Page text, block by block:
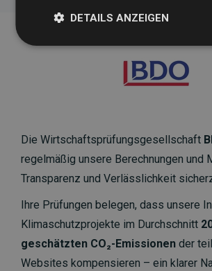
Die Wirtschaftsprüfungsgesellschaft
regelmäßig unsere Berechnungen und
Transparenz und Verlässlichkeit
Ihre Prüfungen belegen, dass unsere
Klimaschutzprojekte im Durchschnitt
geschätzten CO₂-Emissionen der
Websites kompensieren – ein klarer
DETAILS ANZEIGEN